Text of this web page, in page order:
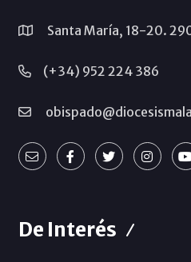
Santa María, 18-20.
(+34) 952 224 386
De Interés